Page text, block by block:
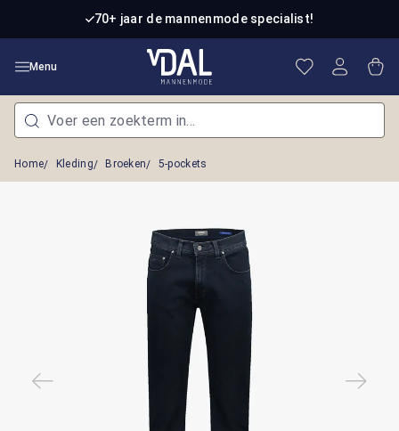
Ga naar de hoofdinhoud70+ jaar de mannenmode specialist!
Menu Je hebt 0
Home Kleding Broeken 5-pockets